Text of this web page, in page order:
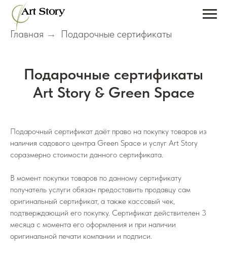
Главная → Подарочные сертификаты
Подарочные сертификаты
Art Story & Green Space
Подарочный сертификат даёт право на покупку товаров из
наличия садового центра Green Space и услуг Art Story
соразмерно стоимости данного сертификата.
В момент покупки товаров по данному сертификату
получатель услуги обязан предоставить продавцу сам
оригинальный сертификат, а также кассовый чек,
подтверждающий его покупку. Сертификат действителен 3
месяца с момента его оформления и при наличии
оригинальной печати компании и подписи.